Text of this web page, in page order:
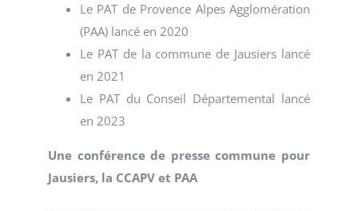
Le PAT de Provence Alpes Agglomération
(PAA) lancé en 2020
Le PAT de la commune de Jausiers lancé
en 2021
Le PAT du Conseil Départemental lancé
en 2023
Une conférence de presse commune pour
Jausiers, la CCAPV et PAA